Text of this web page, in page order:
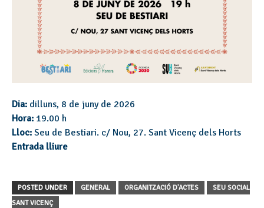
Dia: dilluns, 8 de juny de 2026
Hora: 19.00 h
Lloc: Seu de Bestiari. c/ Nou, 27. Sant Vicenç dels Horts
Entrada lliure
POSTED UNDER GENERAL ORGANITZACIÓ D'ACTES
SEU SOCIAL
SANT VICENÇ